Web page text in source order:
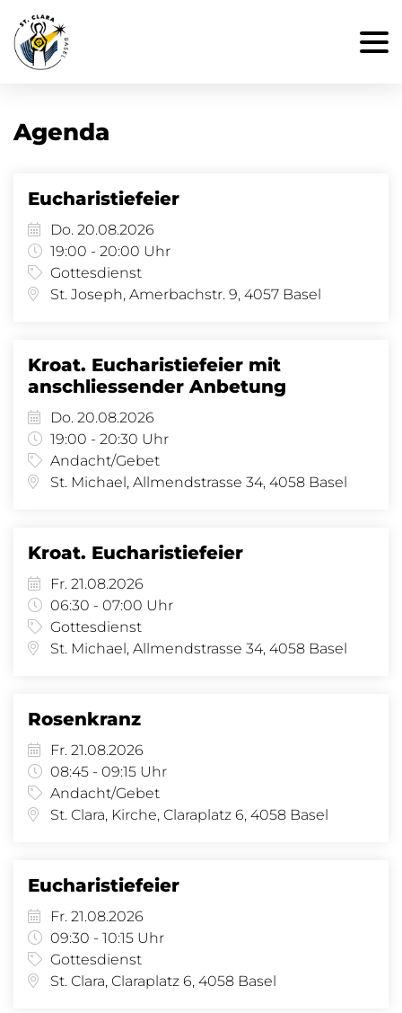
Agenda
Eucharistiefeier
Do. 20.08.2026
19:00 - 20:00 Uhr
Gottesdienst
St. Joseph, Amerbachstr. 9, 4057 Basel
Kroat. Eucharistiefeier mit
anschliessender Anbetung
Do. 20.08.2026
19:00 - 20:30 Uhr
Andacht/Gebet
St. Michael, Allmendstrasse 34, 4058 Basel
Kroat. Eucharistiefeier
Fr. 21.08.2026
06:30 - 07:00 Uhr
Gottesdienst
St. Michael, Allmendstrasse 34, 4058 Basel
Rosenkranz
Fr. 21.08.2026
08:45 - 09:15 Uhr
Andacht/Gebet
St. Clara, Kirche, Claraplatz 6, 4058 Basel
Eucharistiefeier
Fr. 21.08.2026
09:30 - 10:15 Uhr
Gottesdienst
St. Clara, Claraplatz 6, 4058 Basel